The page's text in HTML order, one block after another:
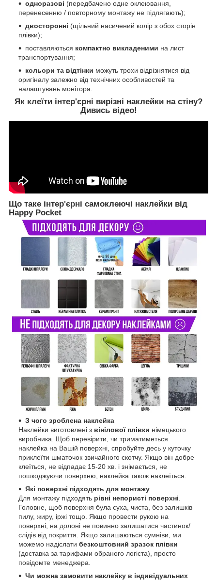
одноразові (передбачено одне оклеювання,
перенесенню / повторному монтажу не підлягають);
двосторонні (щільний насичений колір з обох сторін
плівки);
поставляються компактно викладеними на лист
транспортування;
кольори та відтінки можуть трохи відрізнятися від
оригіналу залежно від технічних особливостей та
налаштувань монітора.
Як клеїти інтер'єрні вирізні наклейки на стіну?
Дивись відео!
Що таке інтер'єрні самоклеючі наклейки від
Happy Pocket
З чого зроблена наклейка
Наклейки виготовлені з вінілової плівки німецького
виробника. Щоб перевірити, чи триматиметься
наклейка на Вашій поверхні, спробуйте десь у куточку
приклеїти шматочок звичайного скотчу. Якщо він добре
клеїться, не відпадає 15-20 хв. і знімається, не
пошкоджуючи поверхню, наклейка також наклеїться.
Які поверхні підходять для монтажу
Для монтажу підходять рівні непористі поверхні
Головне, щоб поверхня була суха, чиста, без залишків
пилу, жиру, іржі тощо. Якщо провести рукою на
поверхні, на долоні не повинно залишатися частинок/
слідів від покриття. Якщо залишаються сумніви, ми
можемо надіслати безкоштовний зразок плівки
(доставка за тарифами обраного логіста), просто
повідомте менеджера.
Чи можна замовити наклейку в індивідуальних